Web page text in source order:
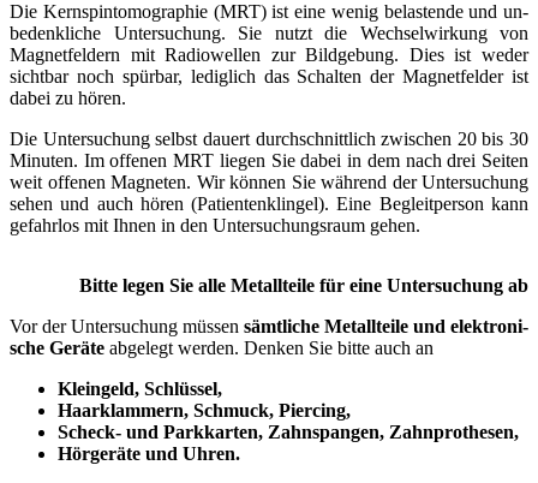
Die Kern­­spin­­­­to­­mo­­graphie (MRT) ist eine wenig be­­­­lastende und un­­­­
be­­denk­­liche Unter­­­­suchung. Sie nutzt die Wechsel­­­­wirkung von
Magnet­­feldern mit Radio­­wellen zur Bild­­­­gebung. Dies ist weder
sicht­­­­bar noch spür­­­­bar, ledig­­­­lich das Schal­ten der Magnet­­­­felder ist
dabei zu hören.
Die Unter­su­chung selbst dau­ert durch­schnitt­lich zwi­schen 20 bis 30
Minu­ten. Im offe­nen MRT lie­gen Sie dabei in dem nach drei Sei­ten
weit offe­nen Magne­ten. Wir kön­nen Sie wäh­rend der Unter­­suchung
sehen und auch hören (Patienten­­klingel). Eine Be­­gleit­­person kann
gefahr­­los mit Ihnen in den Unter­­suchungs­­raum gehen.
Bit­te legen Sie alle Metall­­teile für eine Unter­su­chung ab
Vor der Unter­­suchung müs­sen sämt­li­che Metall­­teile und elek­tro­ni­
sche Ge­­räte ab­­gelegt wer­den. Den­ken Sie bit­te auch an
Klein­­geld, Schlüs­sel,
Haar­­klammern, Schmuck, Pier­cing,
Scheck- und Park­­karten, Zahn­­spangen, Zahn­­prothesen,
Hör­­geräte und Uhren.